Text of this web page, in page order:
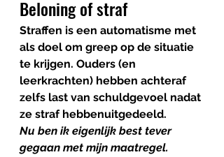
Beloning of straf
Straffen is een automatisme met
als doel om greep op de situatie
te krijgen. Ouders (en
leerkrachten) hebben achteraf
zelfs last van schuldgevoel nadat
ze straf hebbenuitgedeeld.
Nu ben ik eigenlijk best tever
gegaan met mijn maatregel.